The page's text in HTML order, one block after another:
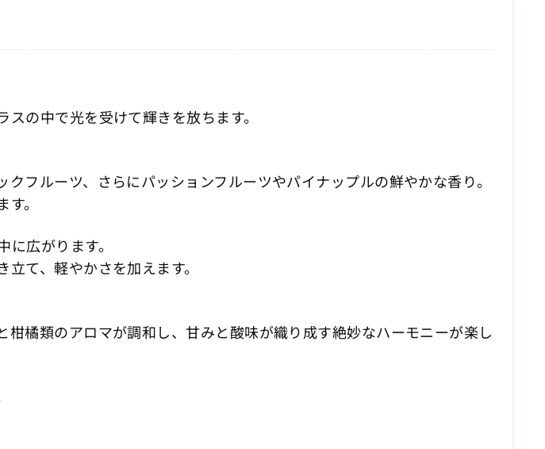
の中で光を受けて輝きを放ちます。
フルーツ、さらにパッションフルーツやパイナップルの鮮やかな香り。
。
広がります。
て、軽やかさを加えます。
橘類のアロマが調和し、甘みと酸味が織り成す絶妙なハーモニーが楽し